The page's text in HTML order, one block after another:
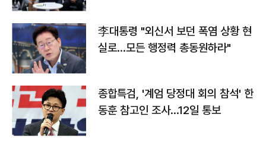
李대통령 "외신서 보던 폭염 상황 현
실로…모든 행정력 총동원하라"
종합특검, '계엄 당정대 회의 참석' 한
동훈 참고인 조사...12일 통보